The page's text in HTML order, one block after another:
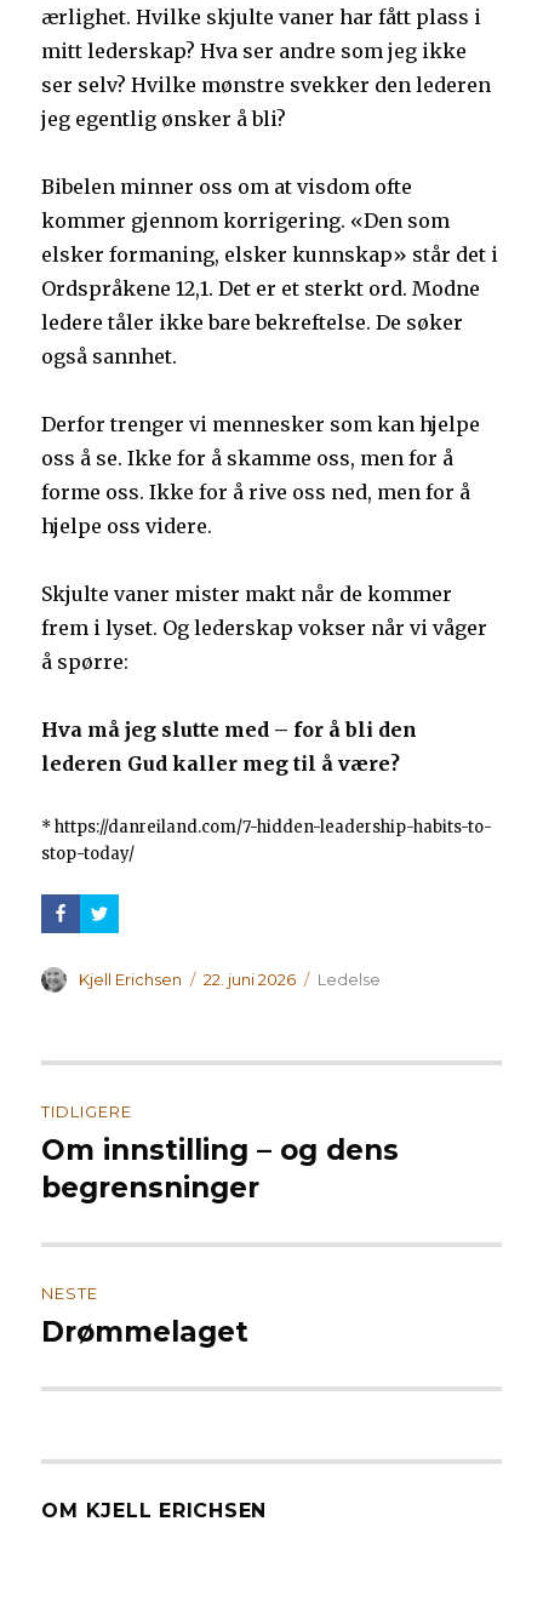
ærlighet. Hvilke skjulte vaner har fått plass i
mitt lederskap? Hva ser andre som jeg ikke
ser selv? Hvilke mønstre svekker den lederen
jeg egentlig ønsker å bli?
Bibelen minner oss om at visdom ofte
kommer gjennom korrigering. «Den som
elsker formaning, elsker kunnskap» står det i
Ordspråkene 12,1. Det er et sterkt ord. Modne
ledere tåler ikke bare bekreftelse. De søker
også sannhet.
Derfor trenger vi mennesker som kan hjelpe
oss å se. Ikke for å skamme oss, men for å
forme oss. Ikke for å rive oss ned, men for å
hjelpe oss videre.
Skjulte vaner mister makt når de kommer
frem i lyset. Og lederskap vokser når vi våger
å spørre:
Hva må jeg slutte med – for å bli den
lederen Gud kaller meg til å være?
* https://danreiland.com/7-hidden-leadership-habits-to-
stop-today/
Forfatter
Kjell Erichsen Publisert
22. juni 2026 Kategorier
Ledelse
TIDLIGERE
Forrige
innlegg:
Om innstilling – og dens
begrensninger
NESTE
Neste
Drømmelaget
OM KJELL ERICHSEN